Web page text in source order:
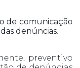
de comunicação
denúncias.
preventivo